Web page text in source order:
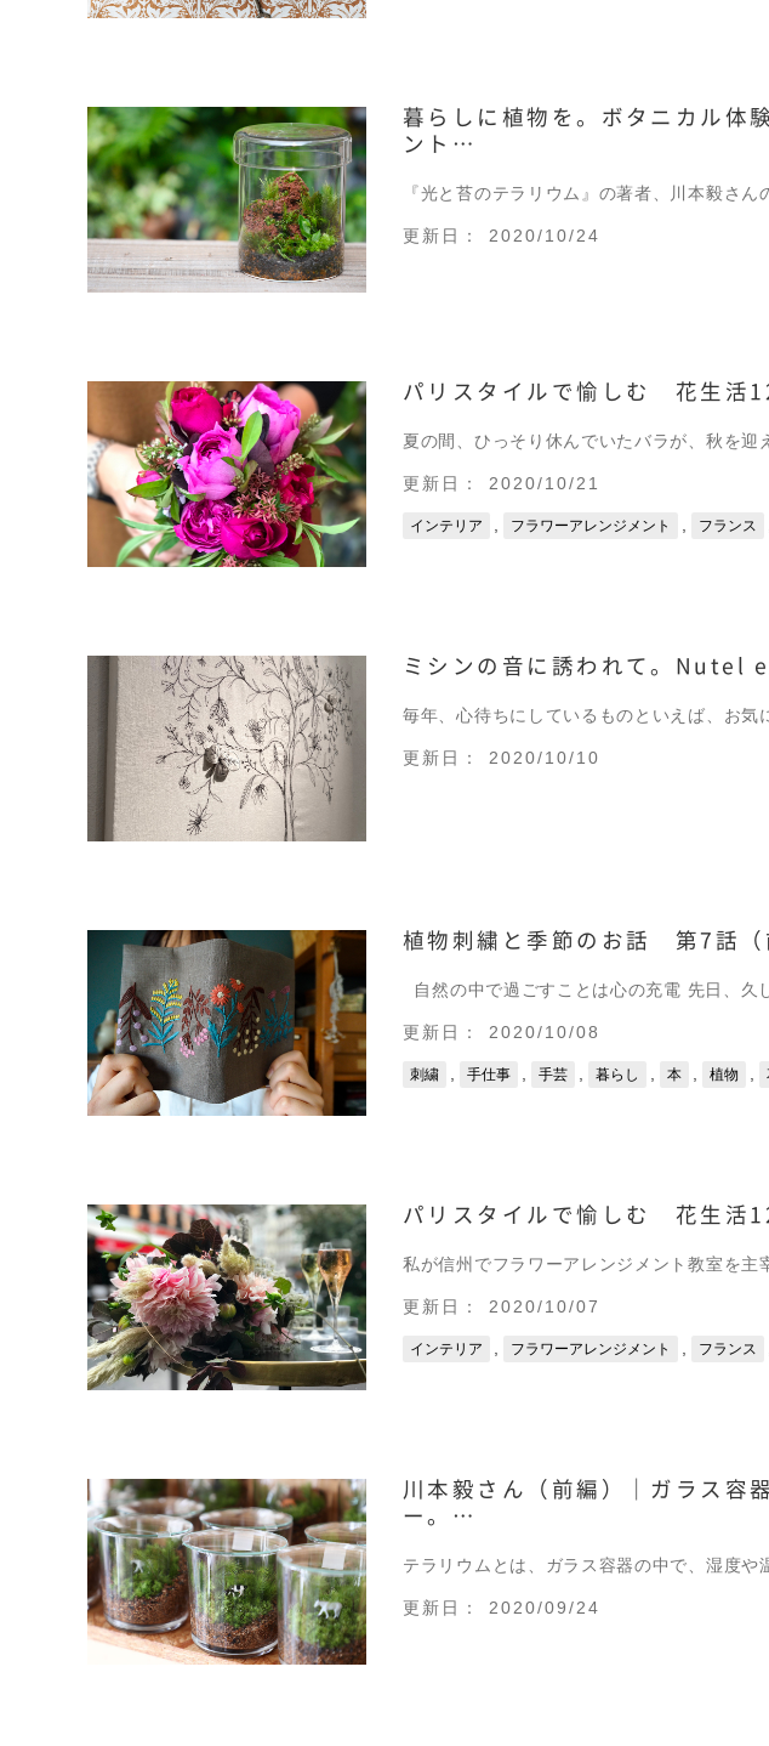
暮らしに植物を。ボタニカル体
ント…
『光と苔のテラリウム』の著者、川本毅さ
更新日： 2020/10/24
パリスタイルで愉しむ 花生
夏の間、ひっそり休んでいたバラが、秋を迎
更新日： 2020/10/21
インテリア フラワーアレンジメント フランス
ミシンの音に誘われて。
毎年、心待ちにしているものといえば、お気
更新日： 2020/10/10
植物刺繍と季節のお話 第7話（
自然の中で過ごすことは心の充電 先日、久
更新日： 2020/10/08
刺繍 手仕事 手芸 暮らし 本 植物
パリスタイルで愉しむ 花生
私が信州でフラワーアレンジメント教室を主
更新日： 2020/10/07
インテリア フラワーアレンジメント フランス
川本毅さん（前編）｜ガラス容
ー。…
テラリウムとは、ガラス容器の中で、湿度や
更新日： 2020/09/24